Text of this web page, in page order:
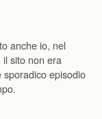
anche io, nel
il sito non era
sporadico episodio